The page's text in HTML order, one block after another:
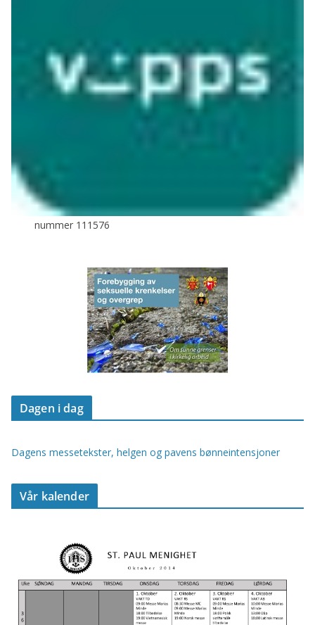
nummer 111576
Dagen i dag
Dagens messetekster, helgen og pavens bønneintensjoner
Vår kalender